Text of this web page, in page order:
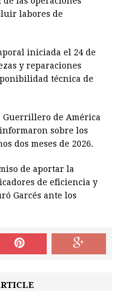
labores de
iniciada el 24 de
y reparaciones
técnica de
Guerrillero de América
sobre los
dos meses de 2026.
de aportar la
de eficiencia y
Garcés ante los